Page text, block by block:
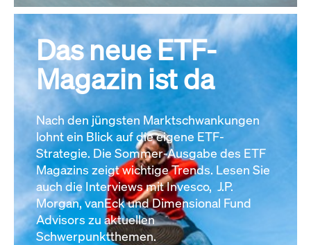
Das neue ETF-
Magazin ist da
Nach den jüngsten Marktschwankungen
lohnt ein Blick auf die eigene ETF-
Strategie. Die Sommer-Ausgabe des ETF
Magazins zeigt wichtige Trends. Lesen Sie
auch die Interviews mit Invesco, J.P.
Morgan, vanEck und Dimensional Fund
Advisors zu aktuellen
Schwerpunktthemen.